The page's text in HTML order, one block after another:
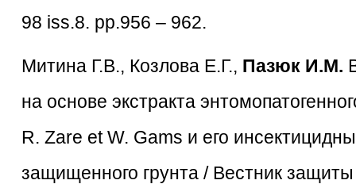
98 iss.8. pp.956 – 962.
Митина Г.В., Козлова Е.Г., Пазюк И.М.
на основе экстракта
R. Zare et W. Gams и его
защищенного грунта / Вестник